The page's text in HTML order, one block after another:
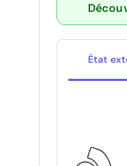
État